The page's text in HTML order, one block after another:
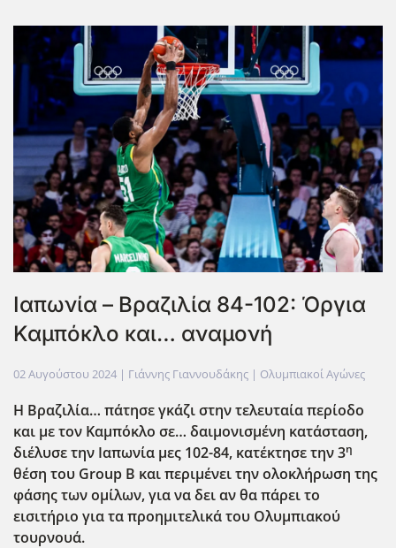
Ιαπωνία – Βραζιλία 84-102: Όργια
Καμπόκλο και… αναμονή
02 Αυγούστου 2024 | Γιάννης Γιαννουδάκης | Ολυμπιακοί Αγώνες
Η Βραζιλία… πάτησε γκάζι στην τελευταία περίοδο
και με τον Καμπόκλο σε… δαιμονισμένη κατάσταση,
διέλυσε την Ιαπωνία μες 102-84, κατέκτησε την 3η
θέση του Group B και περιμένει την ολοκλήρωση της
φάσης των ομίλων, για να δει αν θα πάρει το
εισιτήριο για τα προημιτελικά του Ολυμπιακού
τουρνουά.